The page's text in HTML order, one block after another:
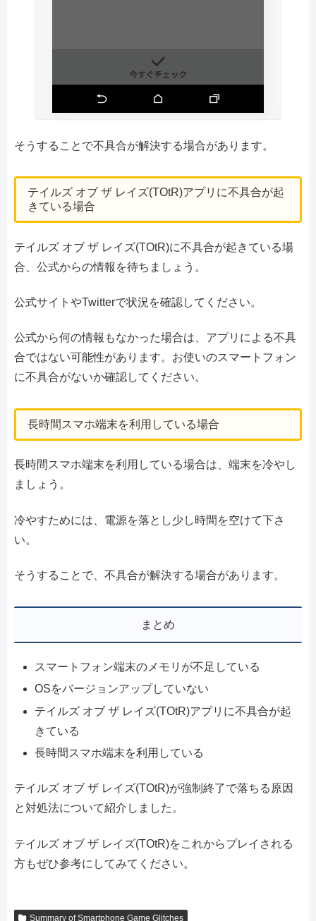
そうすることで不具合が解決する場合があります。
テイルズ オブ ザ レイズ(TOtR)アプリに不具合が起
きている場合
テイルズ オブ ザ レイズ(TOtR)に不具合が起きている場
合、公式からの情報を待ちましょう。
公式サイトやTwitterで状況を確認してください。
公式から何の情報もなかった場合は、アプリによる不具
合ではない可能性があります。お使いのスマートフォン
に不具合がないか確認してください。
長時間スマホ端末を利用している場合
長時間スマホ端末を利用している場合は、端末を冷やし
ましょう。
冷やすためには、電源を落とし少し時間を空けて下さ
い。
そうすることで、不具合が解決する場合があります。
まとめ
スマートフォン端末のメモリが不足している
OSをバージョンアップしていない
テイルズ オブ ザ レイズ(TOtR)アプリに不具合が起
きている
長時間スマホ端末を利用している
テイルズ オブ ザ レイズ(TOtR)が強制終了で落ちる原因
と対処法について紹介しました。
テイルズ オブ ザ レイズ(TOtR)をこれからプレイされる
方もぜひ参考にしてみてください。
Summary of Smartphone Game Glitches